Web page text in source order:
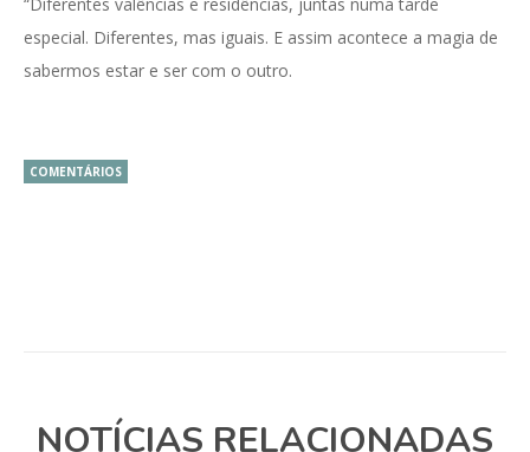
“Diferentes valências e residências, juntas numa tarde
especial. Diferentes, mas iguais. E assim acontece a magia de
sabermos estar e ser com o outro.
COMENTÁRIOS
NOTÍCIAS RELACIONADAS